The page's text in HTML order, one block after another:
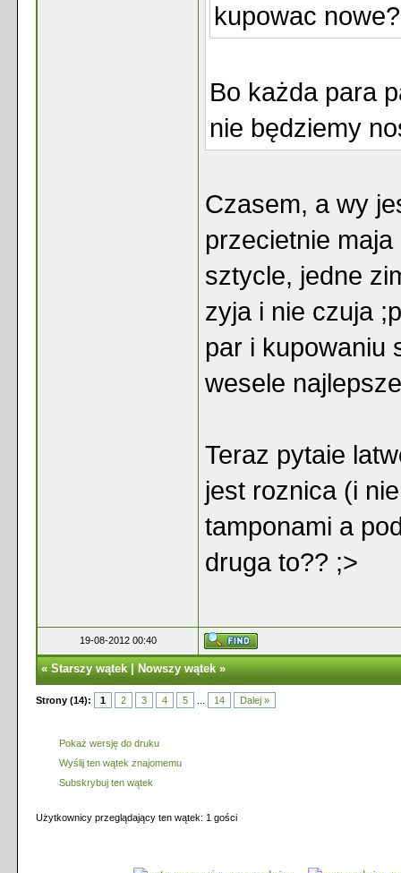
kupowac
Bo każda para
nie będziemy
Czasem, a wy
przecietnie
sztycle, jedne
zyja i nie czuja
par i kupowaniu
wesele
Teraz pytaie
jest roznica (i
tamponami a
druga to?? ;>
19-08-2012 00:40
«Starszy wątek|Nowszy wątek»
Strony (14): 1 2 3 4 5 14 Dalej »
Pokaż wersję do druku
Wyślij ten wątek znajomemu
Subskrybuj ten wątek
Użytkownicy przeglądający ten wątek: 1 gości